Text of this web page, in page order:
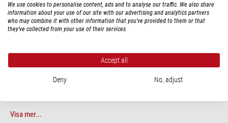
LED genomlysande enhet f. Röd30S, RED39Z
Visa mer...
We use cookies to personalise content, ads and to analyse our traffic. We also share
information about your use of our site with our advertising and analytics partners
who may combine it with other information that you’ve provided to them or that
they’ve collected from your use of their services
Accept all
Deny No, adjust